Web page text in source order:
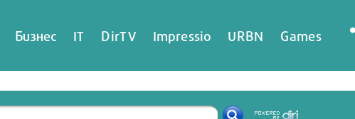
Бизнес IT DirTV Impressio URBN Games